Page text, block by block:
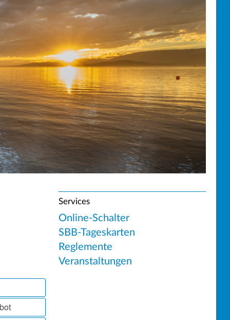
Services
Online-Schalter
SBB-Tageskarten
Reglemente
Veranstaltungen